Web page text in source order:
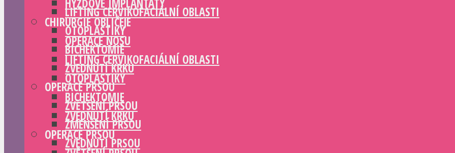
LIFTING CERVIKOFACIÁLNÍ OBLASTI
OTOPLASTIKY
BICHEKTOMIE
ZVEDNUTÍ KRKU
OPERACE PRSOU
ZVĚTŠENÍ PRSOU
ZMENŠENÍ PRSOU
ZVEDNUTÍ PRSOU
HÝŽĎOVÉ IMPLANTÁTY
CHIRURGIE OBLIČEJE
OPERACE NOSU
LIFTING CERVIKOFACIÁLNÍ OBLASTI
OTOPLASTIKY
BICHEKTOMIE
ZVEDNUTÍ KRKU
OPERACE PRSOU